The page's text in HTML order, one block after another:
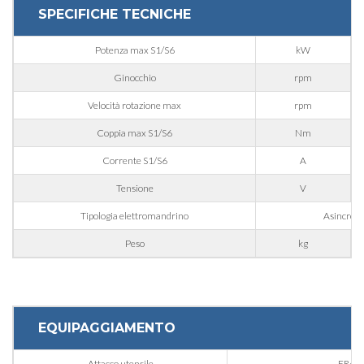
Telefono
CAP
SPECIFICHE TECNICHE
Potenza max S1/S6 kW
Ginocchio rpm
Velocità rotazione max rpm
Coppia max S1/S6 Nm
Corrente S1/S6 A
Tensione V
Tipologia elettromandrino
Peso kg
EQUIPAGGIAMENTO